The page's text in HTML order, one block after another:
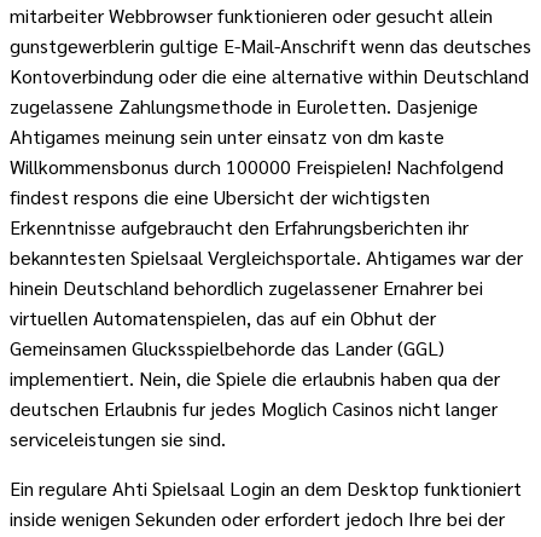
mitarbeiter Webbrowser funktionieren oder gesucht allein
gunstgewerblerin gultige E-Mail-Anschrift wenn das deutsches
Kontoverbindung oder die eine alternative within Deutschland
zugelassene Zahlungsmethode in Euroletten. Dasjenige
Ahtigames meinung sein unter einsatz von dm kaste
Willkommensbonus durch 100000 Freispielen! Nachfolgend
findest respons die eine Ubersicht der wichtigsten
Erkenntnisse aufgebraucht den Erfahrungsberichten ihr
bekanntesten Spielsaal Vergleichsportale. Ahtigames war der
hinein Deutschland behordlich zugelassener Ernahrer bei
virtuellen Automatenspielen, das auf ein Obhut der
Gemeinsamen Glucksspielbehorde das Lander (GGL)
implementiert. Nein, die Spiele die erlaubnis haben qua der
deutschen Erlaubnis fur jedes Moglich Casinos nicht langer
serviceleistungen sie sind.
Ein regulare Ahti Spielsaal Login an dem Desktop funktioniert
inside wenigen Sekunden oder erfordert jedoch Ihre bei der